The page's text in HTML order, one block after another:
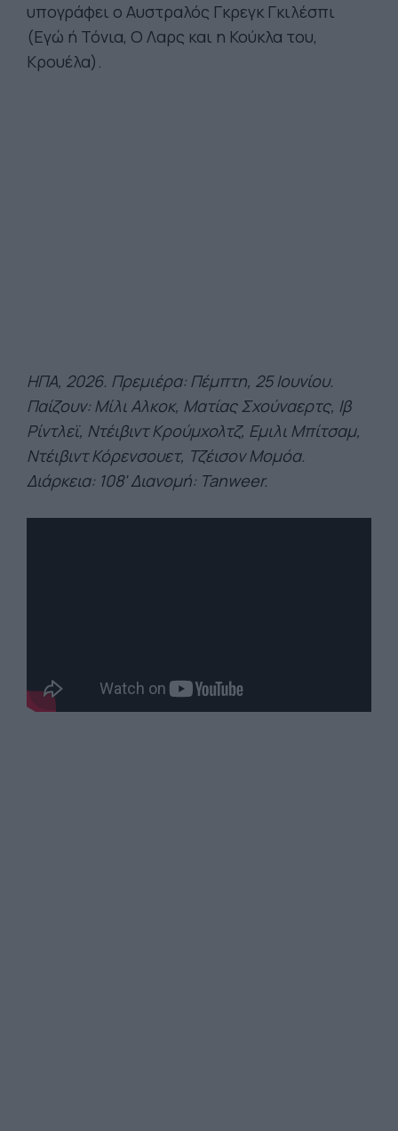
υπογράφει ο Αυστραλός Γκρεγκ Γκιλέσπι
(Εγώ ή Τόνια, Ο Λαρς και η Κούκλα του,
Κρουέλα).
ΗΠΑ, 2026. Πρεμιέρα: Πέμπτη, 25 Ιουνίου.
Παίζουν: Μίλι Αλκοκ, Ματίας Σχούναερτς, Ιβ
Ρίντλεϊ, Ντέιβιντ Κρούμχολτζ, Εμιλι Μπίτσαμ,
Ντέιβιντ Κόρενσουετ, Τζέισον Μομόα.
Διάρκεια: 108' Διανομή: Tanweer.